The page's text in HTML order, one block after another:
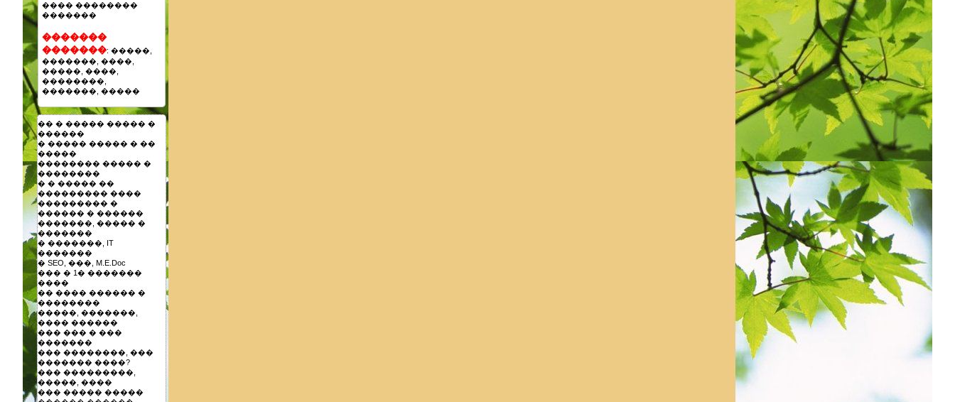
���� ��������
�������
�������
�������: �����,
�������, ����,
�����, ����,
��������,
�������, �����
�� � ����� ����� �
������
� ����� ����� � ��
�����
�������� ����� �
��������
� � ����� ��
��������� ����
��������� �
������ � ������
�������, ����� �
�������
� �������, IT
�������
� SEO, ���, M.E.Doc
��� � 1� �������
����
�� ���� ������ �
��������
�����, �������,
���� ������
��� ��� � ���
�������
��� ��������, ���
������� ����?
��� ���������,
�����, ����
��� ����� �����